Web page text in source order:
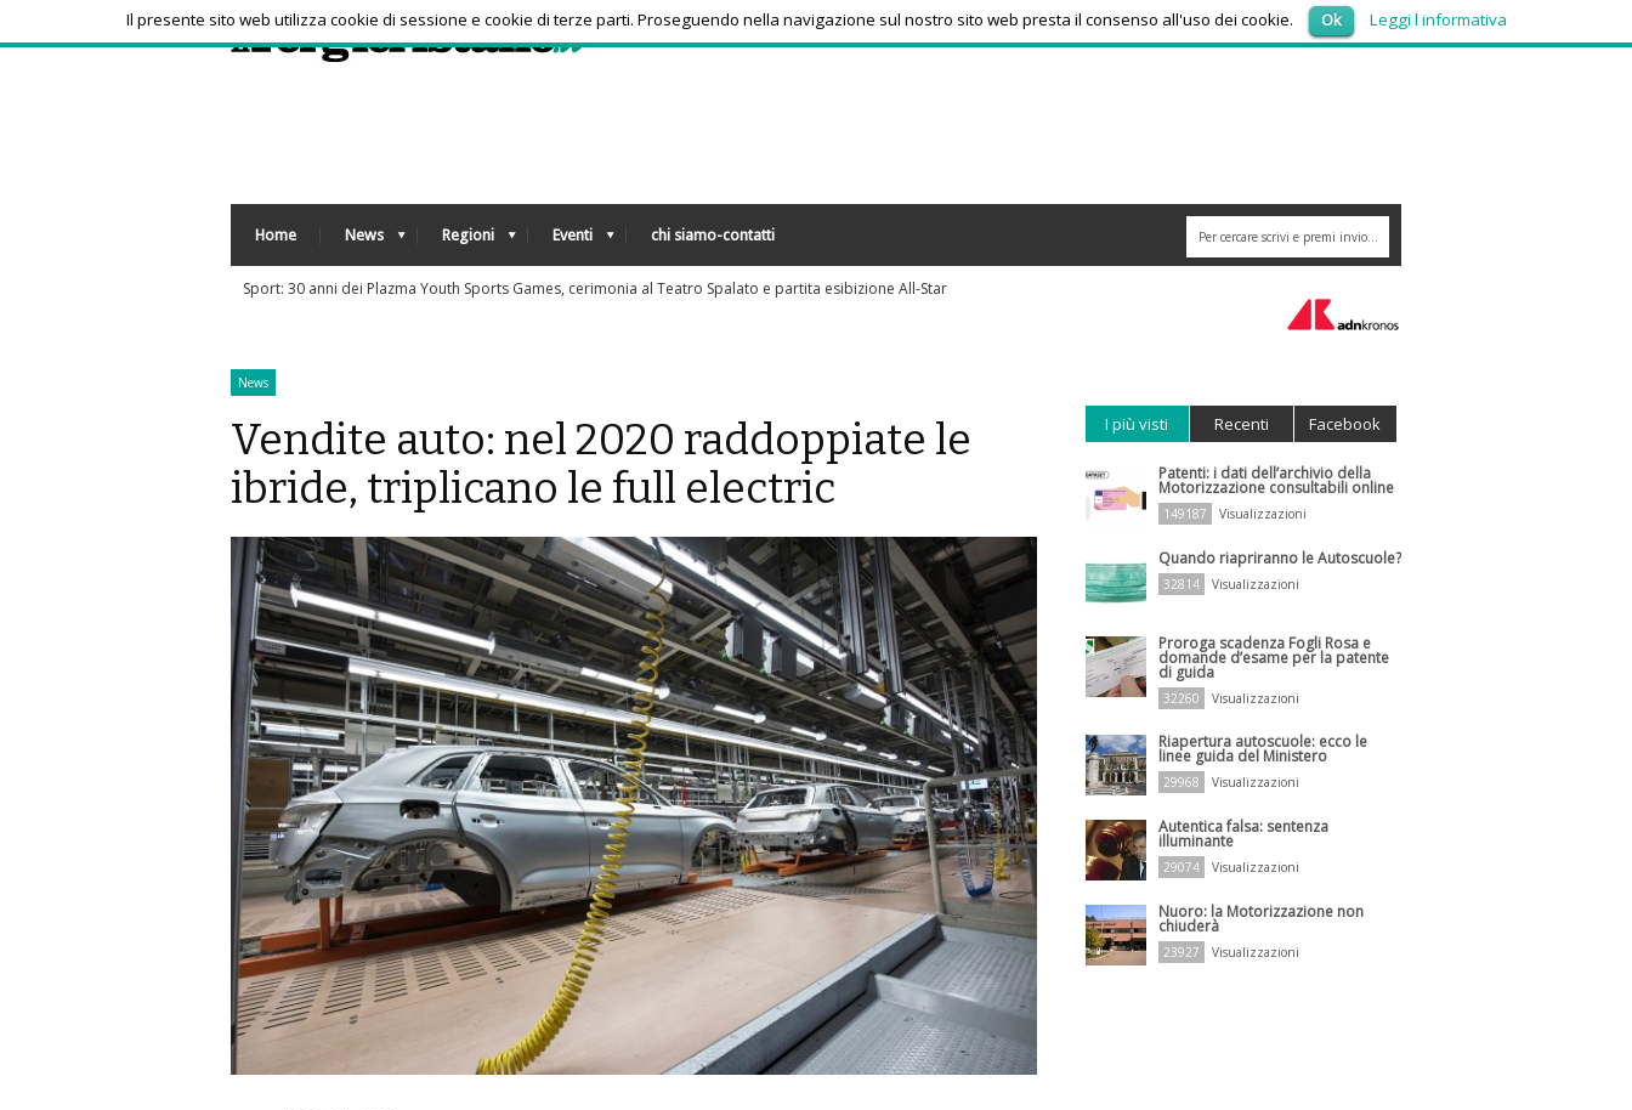
venerdì 7, Agosto 2026
Home News Regioni Eventi chi siamo-contatti
Plazma Youth Sports Games, cerimonia al Teatro Spalato e partita esibizione All-Star
News
Vendite auto: nel 2020 raddoppiate le
ibride, triplicano le full electric
I più visti Recenti Facebook
Patenti: i dati dell’archivio della
Motorizzazione consultabili online
149187 Visualizzazioni
Quando riapriranno le Autoscuole?
32814 Visualizzazioni
Proroga scadenza Fogli Rosa e
domande d’esame per la patente
di guida
32260 Visualizzazioni
Riapertura autoscuole: ecco le
linee guida del Ministero
29968 Visualizzazioni
Autentica falsa: sentenza
illuminante
29074 Visualizzazioni
Nuoro: la Motorizzazione non
chiuderà
23927 Visualizzazioni
Il presente sito web utilizza cookie di sessione e cookie di terze parti. Proseguendo nella navigazione sul nostro sito web presta il consenso all'uso dei cookie. Ok Leggi l informativa